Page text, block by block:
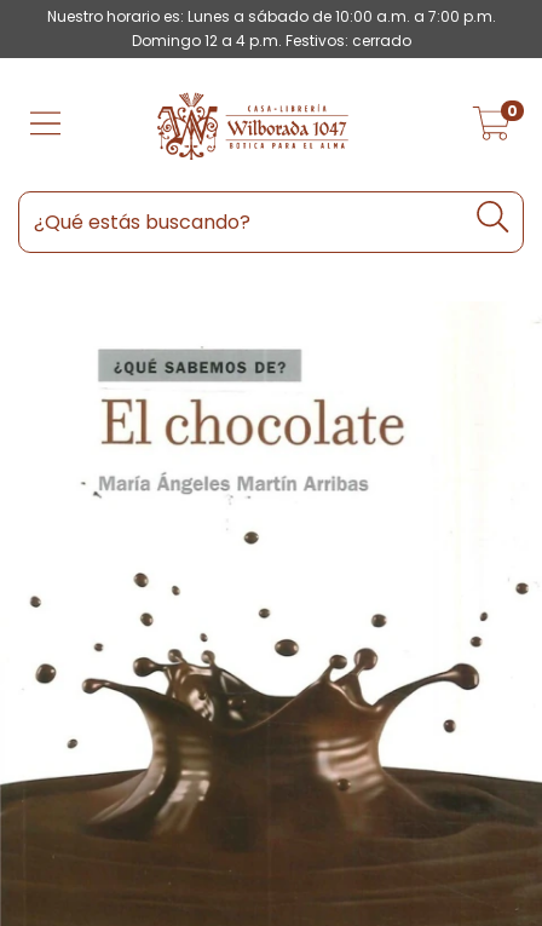
Nuestro horario es: Lunes a sábado de 10:00 a.m. a 7:00 p.m.
Domingo 12 a 4 p.m. Festivos: cerrado
0